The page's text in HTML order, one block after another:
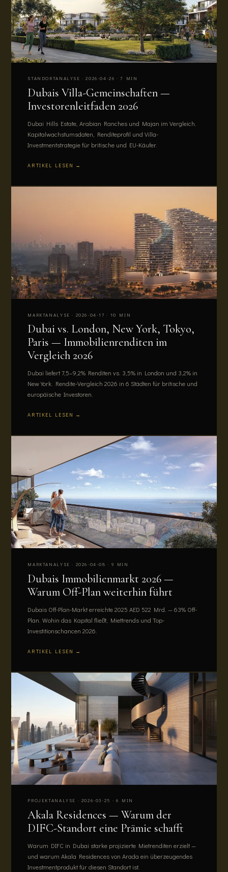
STANDORTANALYSE · 2026-04-26 · 7 MIN
Dubais Villa-Gemeinschaften —
Investorenleitfaden 2026
Dubai Hills Estate, Arabian Ranches und Majan im Vergleich.
Kapitalwachstumsdaten, Renditeprofil und Villa-
Investmentstrategie für britische und EU-Käufer.
ARTIKEL LESEN →
MARKTANALYSE · 2026-04-17 · 10 MIN
Dubai vs. London, New York, Tokyo,
Paris — Immobilienrenditen im
Vergleich 2026
Dubai liefert 7,5–9,2% Renditen vs. 3,5% in London und 3,2% in
New York. Rendite-Vergleich 2026 in 6 Städten für britische und
europäische Investoren.
ARTIKEL LESEN →
MARKTANALYSE · 2026-04-08 · 9 MIN
Dubais Immobilienmarkt 2026 —
Warum Off-Plan weiterhin führt
Dubais Off-Plan-Markt erreichte 2025 AED 522 Mrd. — 63% Off-
Plan. Wohin das Kapital fließt, Miettrends und Top-
Investitionschancen 2026.
ARTIKEL LESEN →
PROJEKTANALYSE · 2026-03-25 · 6 MIN
Akala Residences — Warum der
DIFC-Standort eine Prämie schafft
Warum DIFC in Dubai starke projizierte Mietrenditen erzielt —
und warum Akala Residences von Arada ein überzeugendes
Investmentprodukt für diesen Standort ist.